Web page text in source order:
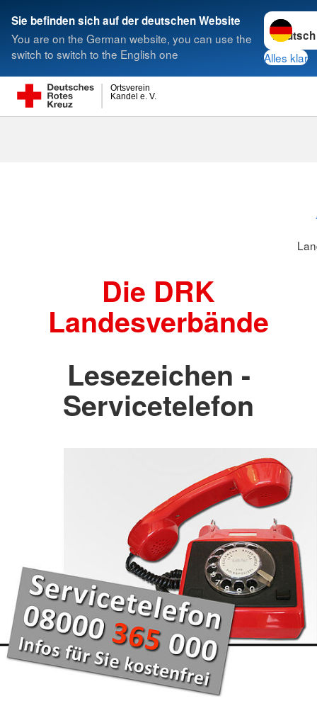
Sie befinden sich auf der deutschen Website
You are on the German website, you can use the
switch to switch to the English one
Sprache
Alles klar
Kandel e. V.
Ortsverein
Suche
Die DRK
Landesverbände
Lesezeichen -
Servicetelefon